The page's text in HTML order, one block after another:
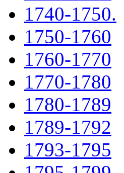
1740-1750.
1750-1760
1760-1770
1770-1780
1780-1789
1789-1792
1793-1795